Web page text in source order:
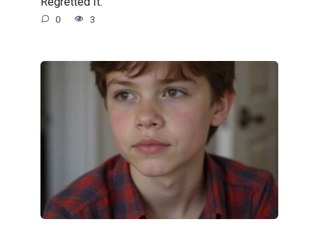
0 3